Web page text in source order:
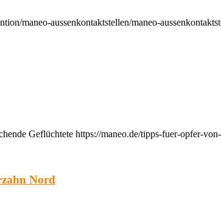
maneo-aussenkontaktstellen/maneo-
Geflüchtete https://maneo.de/tipps-fuer-opfer-
Nord